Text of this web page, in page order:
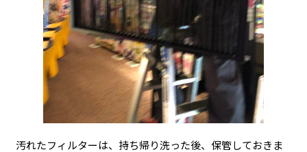
汚れたフィルターは、持ち帰り洗った後、保管しておきま